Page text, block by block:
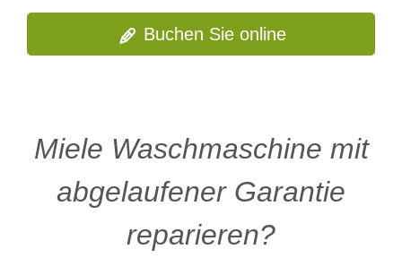
Buchen Sie online
Miele Waschmaschine mit
abgelaufener Garantie
reparieren?